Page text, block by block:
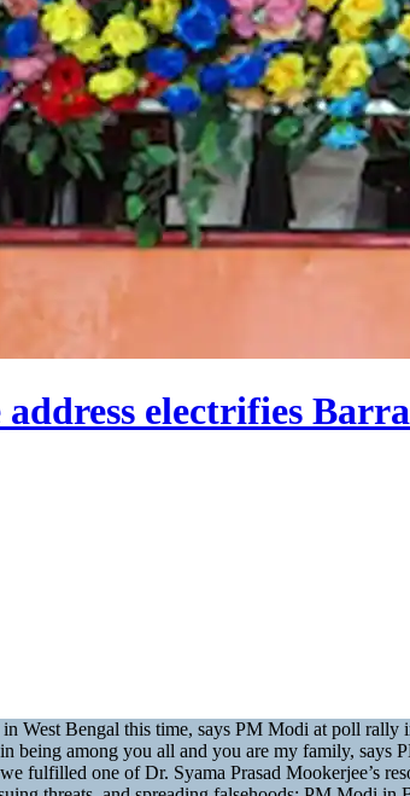
electrifies
West Bengal this time, says PM Modi at poll rally
being among you all and you are my family, says
fulfilled one of Dr. Syama Prasad Mookerjee’s